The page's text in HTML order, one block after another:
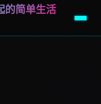
的简单生活